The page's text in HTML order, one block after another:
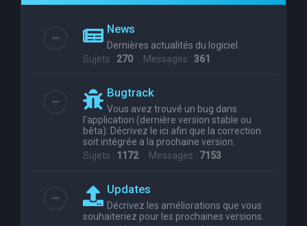
News
Dernières actualités du logiciel
Sujets : 270 Messages : 361
Bugtrack
Vous avez trouvé un bug dans
l'application (dernière version stable ou
bêta): Décrivez le ici afin que la correction
soit intégrée a la prochaine version.
Sujets : 1172Messages : 7153
Updates
Décrivez les améliorations que vous
souhaiteriez pour les prochaines versions.